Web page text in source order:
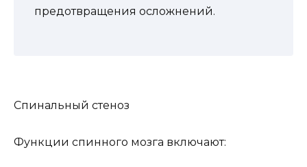
предотвращения осложнений.
Спинальный стеноз
Функции спинного мозга включают: